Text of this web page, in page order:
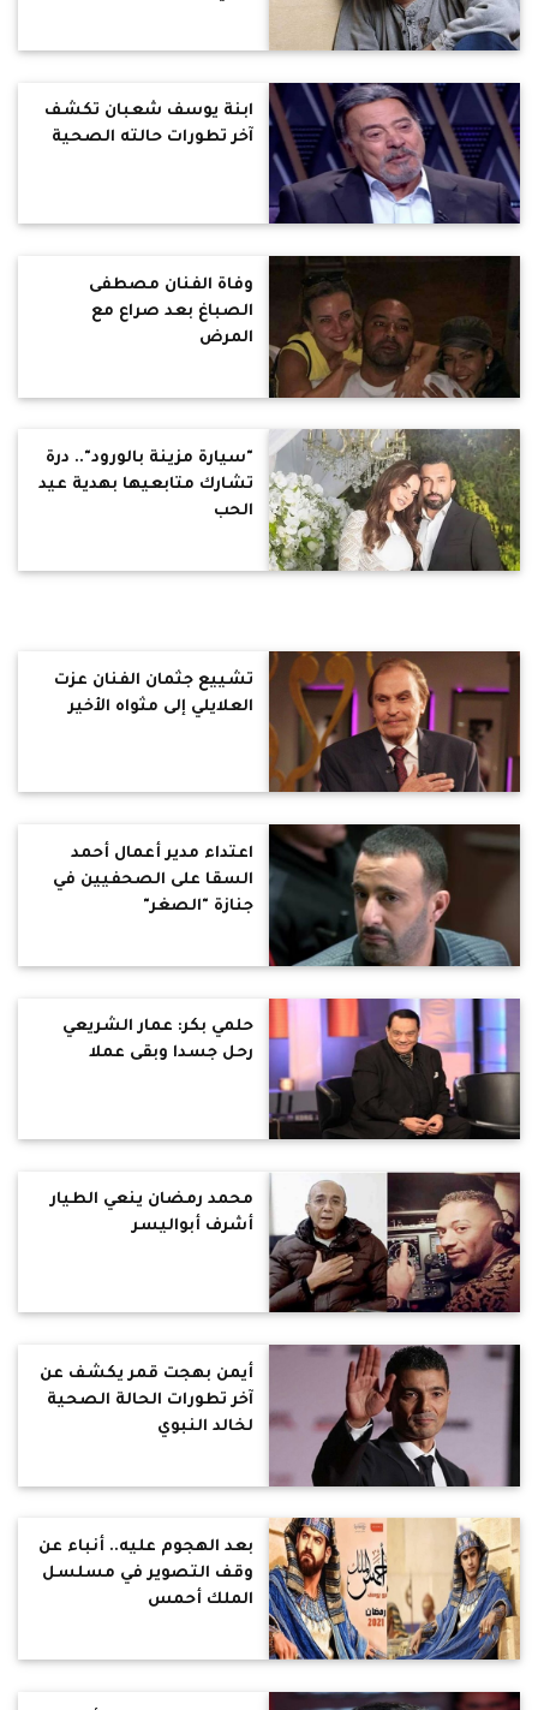
ابنة يوسف شعبان تكشف
آخر تطورات حالته الصحية
وفاة الفنان مصطفى
الصباغ بعد صراع مع
المرض
"سيارة مزينة بالورود".. درة
تشارك متابعيها بهدية عيد
الحب
تشييع جثمان الفنان عزت
العلايلي إلى مثواه الأخير
اعتداء مدير أعمال أحمد
السقا على الصحفيين في
جنازة "الصغر"
حلمي بكر: عمار الشريعي
رحل جسدا وبقى عملا
محمد رمضان ينعي الطيار
أشرف أبواليسر
أيمن بهجت قمر يكشف عن
آخر تطورات الحالة الصحية
لخالد النبوي
بعد الهجوم عليه.. أنباء عن
وقف التصوير في مسلسل
الملك أحمس